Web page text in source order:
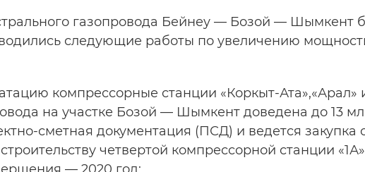
газопровода Бейнеу — Бозой — Шымкент
следующие работы по увеличению
компрессорные станции «Коркыт-Ата»,«Арал»
на участке Бозой — Шымкент доведена до 13
сметная документация (ПСД) и ведется закупка
четвертой компрессорной станции
— 2020 год;